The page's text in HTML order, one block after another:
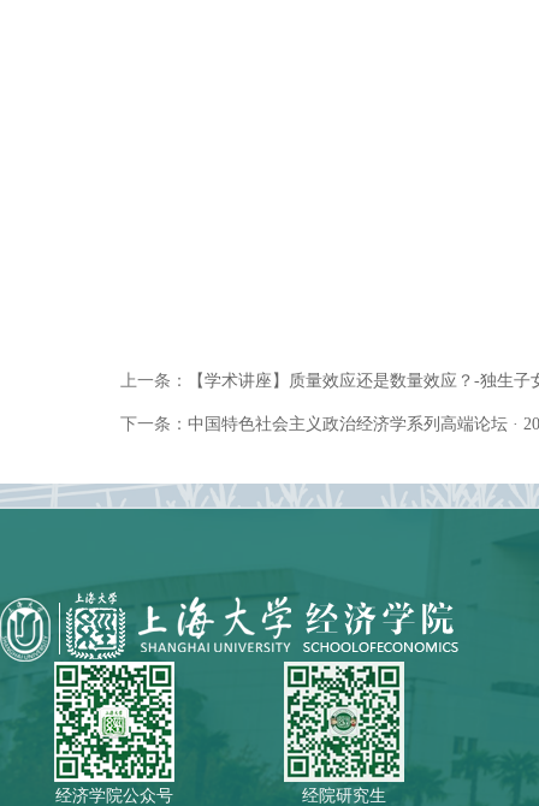
上一条： 【学术讲座】质量效应还是数量效应？-独生
下一条： 中国特色社会主义政治经济学系列高端论坛 ·
经济学院公众号 经院研究生